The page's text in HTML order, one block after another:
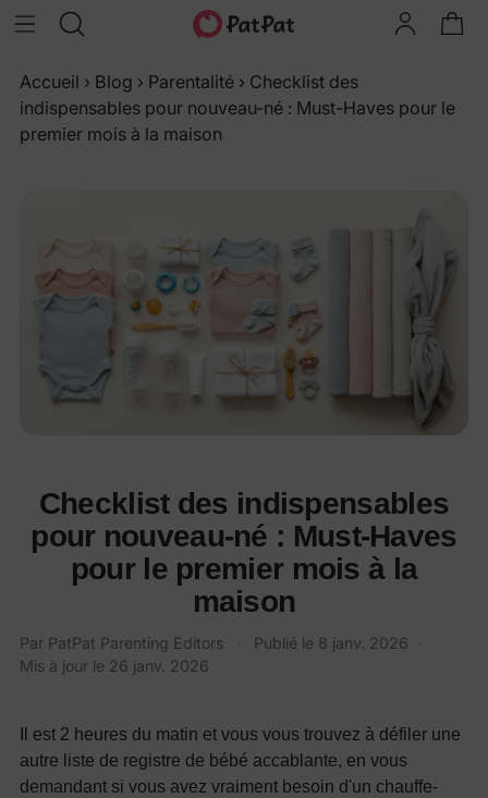
Accueil › Blog › Parentalité › Checklist des
indispensables pour nouveau-né : Must-Haves pour le
premier mois à la maison
Checklist des indispensables
pour nouveau-né : Must-Haves
pour le premier mois à la
maison
Par PatPat Parenting Editors Publié le 8 janv. 2026
Mis à jour le 26 janv. 2026
Il est 2 heures du matin et vous vous trouvez à défiler une
autre liste de registre de bébé accablante, en vous
demandant si vous avez vraiment besoin d'un chauffe-